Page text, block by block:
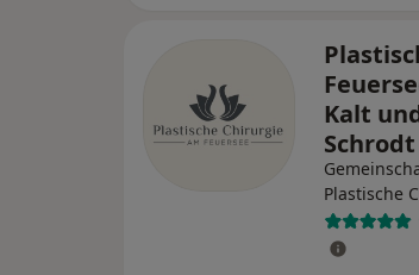
Kalt
Schrodt
Plastische